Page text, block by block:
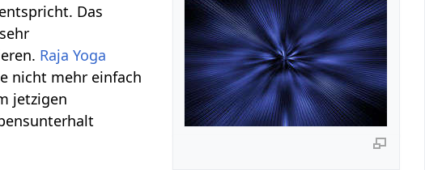
entspricht. Das
Raja Yoga
nicht mehr einfach
jetzigen